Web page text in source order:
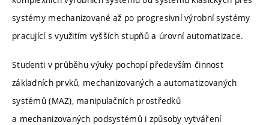
systémy mechanizované až po progresivní výrobní systémy
pracující s využitím vyšších stupňů a úrovní automatizace.
Studenti v průběhu výuky pochopí především činnost
základních prvků, mechanizovaných a automatizovaných
systémů (MAZ), manipulačních prostředků
a mechanizovaných podsystémů i způsoby vytváření